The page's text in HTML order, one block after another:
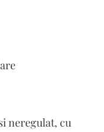
neregulat, cu